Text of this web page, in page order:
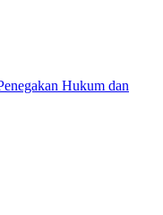
Hukum dan